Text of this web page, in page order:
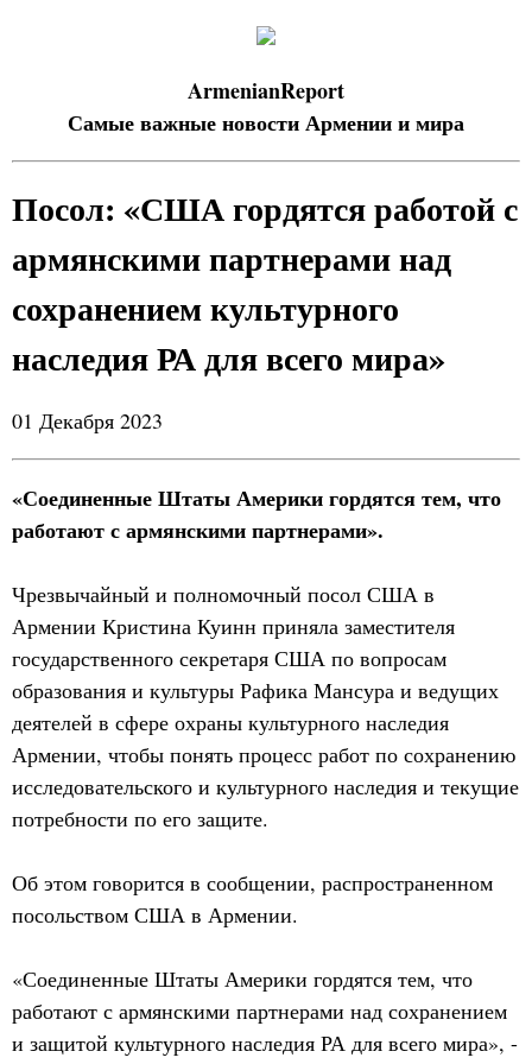
ArmenianReport
Самые важные новости Армении и мира
Посол: «США гордятся работой с
армянскими партнерами над
сохранением культурного
наследия РА для всего мира»
01 Декабря 2023
«Соединенные Штаты Америки гордятся тем, что
работают с армянскими партнерами».
Чрезвычайный и полномочный посол США в
Армении Кристина Куинн приняла заместителя
государственного секретаря США по вопросам
образования и культуры Рафика Мансура и ведущих
деятелей в сфере охраны культурного наследия
Армении, чтобы понять процесс работ по сохранению
исследовательского и культурного наследия и текущие
потребности по его защите.
Об этом говорится в сообщении, распространенном
посольством США в Армении.
«Соединенные Штаты Америки гордятся тем, что
работают с армянскими партнерами над сохранением
и защитой культурного наследия РА для всего мира», -